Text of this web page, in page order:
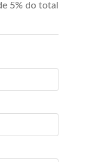
5% do total